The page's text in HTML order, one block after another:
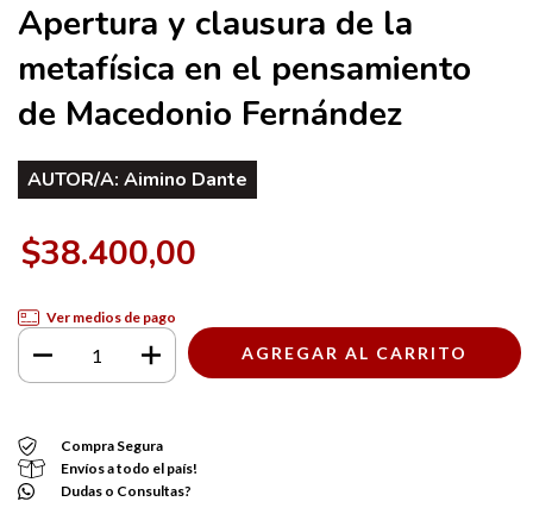
Apertura y clausura de la
metafísica en el pensamiento
de Macedonio Fernández
AUTOR/A: Aimino Dante
$38.400,00
Ver medios de pago
Compra Segura
Envíos a todo el país!
Dudas o Consultas?